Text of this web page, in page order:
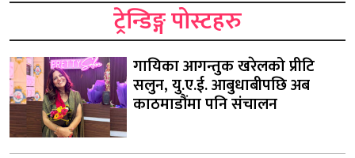
ट्रेन्डिङ्ग पोस्टहरु
गायिका आगन्तुक खरेलको प्रीटि
सलुन, यु.ए.ई. आबुधाबीपछि अब
काठमाडौंमा पनि संचालन